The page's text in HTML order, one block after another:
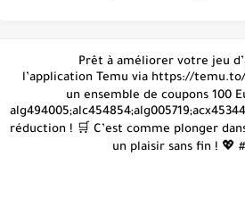
👋 Prêt à améliorer votre jeu
l’application Temu via https://
un ensemble de coupons 100
réduction ! 🛒 C’est comme plonger
un plaisir sans fin ! 💖